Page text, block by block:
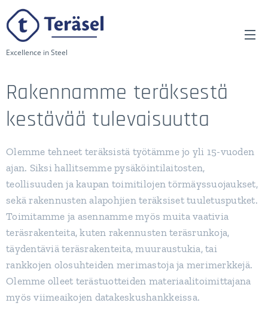
Excellence in Steel
Rakennamme teräksestä
kestävää tulevaisuutta
Olemme tehneet teräksistä työtämme jo yli 15-vuoden
ajan. Siksi hallitsemme pysäköintilaitosten,
teollisuuden ja kaupan toimitilojen törmäyssuojaukset,
sekä rakennusten alapohjien teräksiset tuuletusputket.
Toimitamme ja asennamme myös muita vaativia
teräsrakenteita, kuten rakennusten teräsrunkoja,
täydentäviä teräsrakenteita, muuraustukia, tai
rankkojen olosuhteiden merimastoja ja merimerkkejä.
Olemme olleet terästuotteiden materiaalitoimittajana
myös viimeaikojen datakeskushankkeissa.